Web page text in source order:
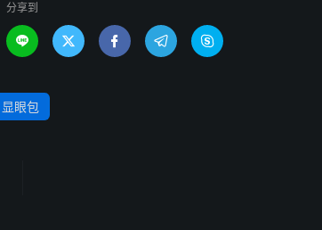
分享到
    
显眼包